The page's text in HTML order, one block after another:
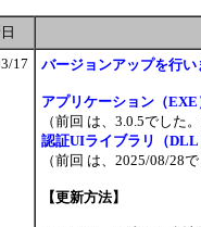
17 バージョンアップを行い
アプリケーション （
（前回 は、3.0.5でした。
認証UIライブラリ（DLL
（前回 は、2025/08/28で
【更新方法】